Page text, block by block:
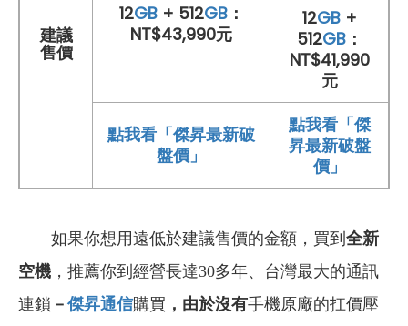
建議
售價
12GB+ 512GB：
NT$43,990元
12GB+
512GB：
NT$41,990
元
點我看「傑昇最新破
盤價」
點我看「傑
昇最新破盤
價」
如果你想用遠低於建議售價的金額，買到 全新
空機 ，推薦你到經營長達30多年、台灣最大的通訊
連鎖 － 傑昇通信購買 ，由於沒有手機原廠的扛價壓